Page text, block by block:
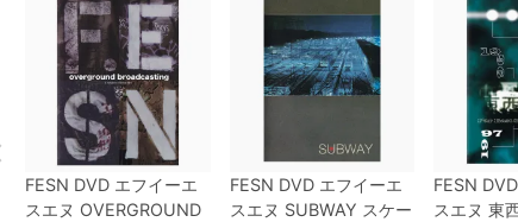
FESN DVD エフイーエ
スエヌ OVERGROUND
FESN DVDエフイーエ
スエヌ SUBWAY スケー
FESN DVD
スエヌ 東